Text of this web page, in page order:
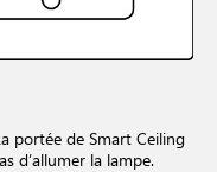
portée de Smart Ceiling
d’allumer la lampe.